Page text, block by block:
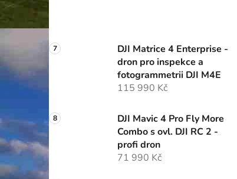
DJI Matrice 4 Enterprise -
dron pro inspekce a
fotogrammetrii DJI M4E
115 990 Kč
DJI Mavic 4 Pro Fly More
Combo s ovl. DJI RC 2 -
profi dron
71 990 Kč